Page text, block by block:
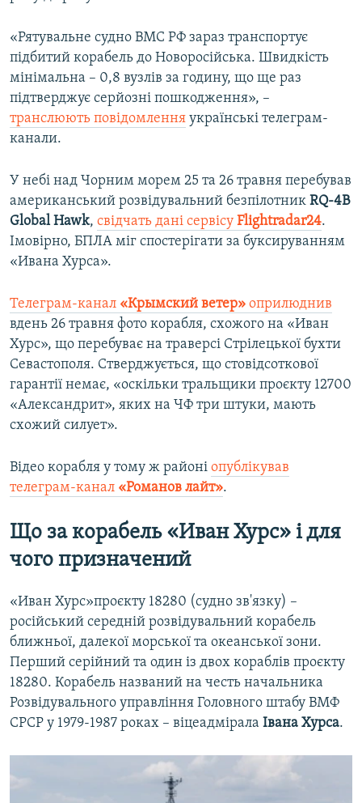
«Рятувальне судно ВМС РФ зараз транспортує
підбитий корабель до Новоросійська. Швидкість
мінімальна – 0,8 вузлів за годину, що ще раз
підтверджує серйозні пошкодження», –
транслюють повідомлення українські телеграм-
канали.
У небі над Чорним морем 25 та 26 травня перебував
американський розвідувальний безпілотник RQ-4B
Global Hawk, свідчать дані сервісу Flightradar24.
Імовірно, БПЛА міг спостерігати за буксируванням
«Ивана Хурса».
Телеграм-канал «Крымский ветер» оприлюднив
вдень 26 травня фото корабля, схожого на «Иван
Хурс», що перебуває на траверсі Стрілецької бухти
Севастополя. Стверджується, що стовідсоткової
гарантії немає, «оскільки тральщики проєкту 12700
«Александрит», яких на ЧФ три штуки, мають
схожий силует».
Відео корабля у тому ж районі опублікував
телеграм-канал «Романов лайт».
Що за корабель «Иван Хурс» і для
чого призначений
«Иван Хурс»проєкту 18280 (судно зв'язку) –
російський середній розвідувальний корабель
ближньої, далекої морської та океанської зони.
Перший серійний та один із двох кораблів проєкту
18280. Корабель названий на честь начальника
Розвідувального управління Головного штабу ВМФ
СРСР у 1979-1987 роках – віцеадмірала Івана Хурса.